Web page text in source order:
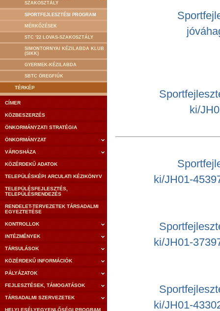
SZAKOSZTÁLY
SPORTFEJLESZTÉSI PROGRAM
MÉRKŐZÉSEK
STC '22 LOVAS-SZAKOSZTÁLY
SIMONTORNYAI KÉZILABDA KLUB
(SIKK)
GYERMEK-KÉZILABDA
SBTC ÖREGFIÚK
TÉRKÉP
CÍMER
KÖZBESZERZÉS
ÖNKORMÁNYZATI STRATÉGIA
ÖNKORMÁNYZAT
VÁROSHÁZA
KÖZÉRDEKŰ ADATOK
TELEPÜLÉSKÉPI ARCULATI KÉZIKÖNYV
TELEPÜLÉSFEJLESZTÉS,
TELEPÜLÉSRENDEZÉS
RENDELET-TERVEZETEK TÁRSADALMI
EGYEZTETÉSE
KONTROLLOK
INTÉZMÉNYEK
TÁRSULÁSOK
KÖZÉRDEKŰ INFORMÁCIÓK
PÁLYÁZATOK
FEJLESZTÉSEK, TÁMOGATÁSOK
TÁRSADALMI SZERVEZETEK
HELYI ESÉLYEGYENLŐSÉGI PROGRAM
ki/
ki/JH01-
ki/JH01-
ki/JH01-